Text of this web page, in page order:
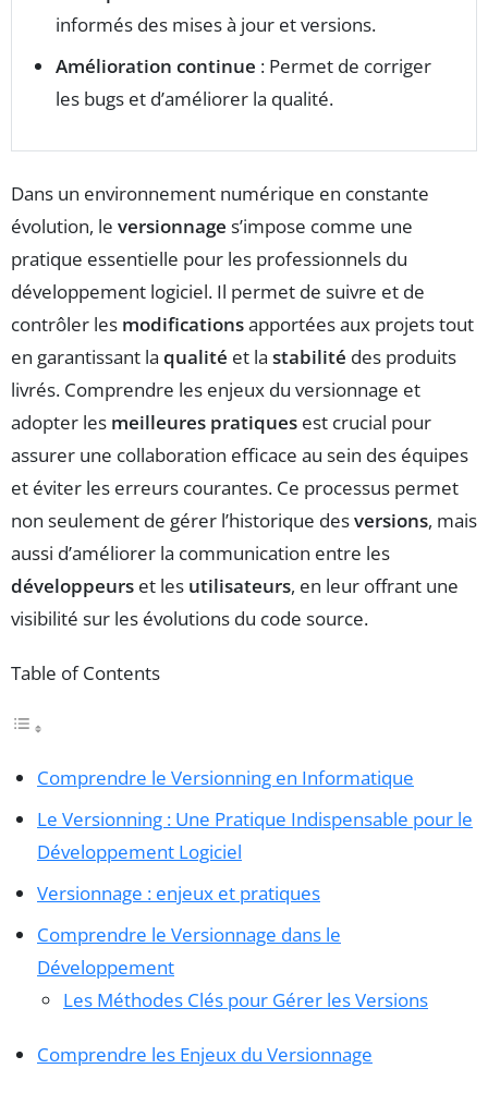
informés des mises à jour et versions.
Amélioration continue : Permet de corriger
les bugs et d’améliorer la qualité.
Dans un environnement numérique en constante
évolution, le versionnage s’impose comme une
pratique essentielle pour les professionnels du
développement logiciel. Il permet de suivre et de
contrôler les modificationsapportées aux projets tout
en garantissant la qualité et la stabilité des produits
livrés. Comprendre les enjeux du versionnage et
adopter les meilleures pratiques est crucial pour
assurer une collaboration efficace au sein des équipes
et éviter les erreurs courantes. Ce processus permet
non seulement de gérer l’historique desversions, mais
aussi d’améliorer la communication entre les
développeurs et les utilisateurs, en leur offrant une
visibilité sur les évolutions du code source.
Table of Contents
Comprendre le Versionning en Informatique
Le Versionning : Une Pratique Indispensable pour le
Développement Logiciel
Versionnage : enjeux et pratiques
Comprendre le Versionnage dans le
Développement
Les Méthodes Clés pour Gérer les Versions
Comprendre les Enjeux du Versionnage